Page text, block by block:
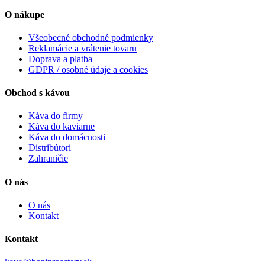
O nákupe
Všeobecné obchodné podmienky
Reklamácie a vrátenie tovaru
Doprava a platba
GDPR / osobné údaje a cookies
Obchod s kávou
Káva do firmy
Káva do kaviarne
Káva do domácnosti
Distribútori
Zahraničie
O nás
O nás
Kontakt
Kontakt